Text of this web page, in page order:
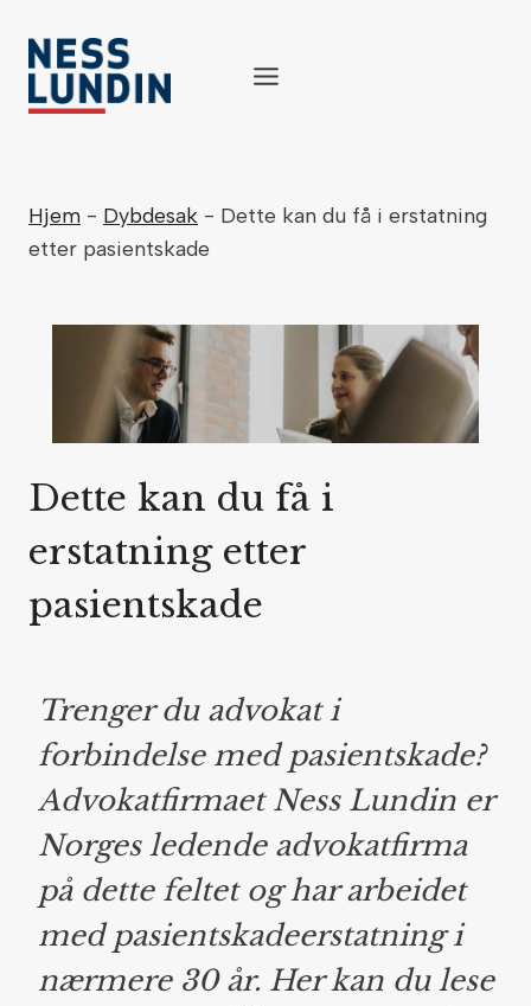
content
Hjem - Dybdesak - Dette kan du få i erstatning
etter pasientskade
Dette kan du få i
erstatning etter
pasientskade
Trenger du advokat i
forbindelse med pasientskade?
Advokatfirmaet Ness Lundin er
Norges ledende advokatfirma
på dette feltet og har arbeidet
med pasientskadeerstatning i
nærmere 30 år. Her kan du lese